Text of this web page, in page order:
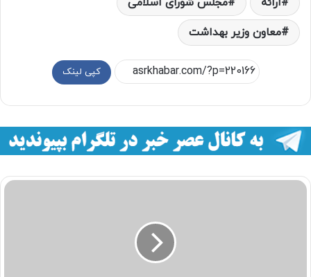
معاون وزیر بهداشت
کپی لینک